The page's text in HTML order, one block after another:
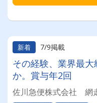
新着 7/9掲載
その経験、業界最
か。賞与年2回
佐川急便株式会社 網